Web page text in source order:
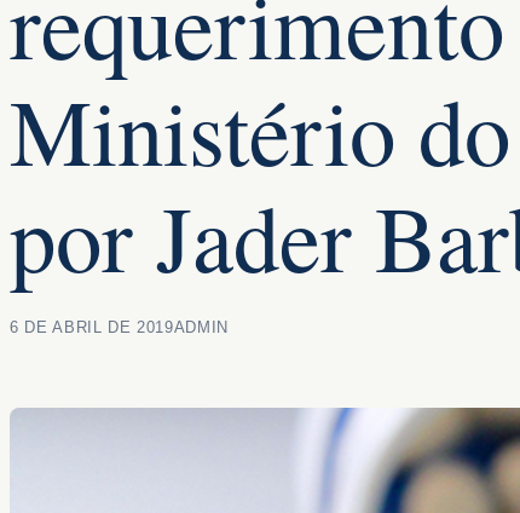
Ministério
por Jader
6 DE ABRIL DE 2019ADMIN